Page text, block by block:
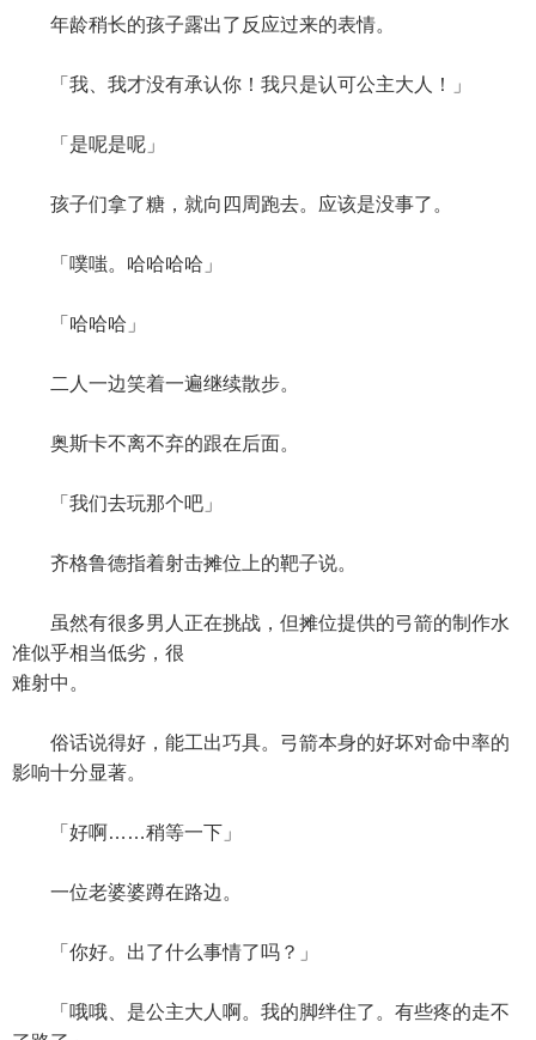
年龄稍长的孩子露出了反应过来的表情。
「我、我才没有承认你！我只是认可公主大人！」
「是呢是呢」
孩子们拿了糖，就向四周跑去。应该是没事了。
「噗嗤。哈哈哈哈」
「哈哈哈」
二人一边笑着一遍继续散步。
奥斯卡不离不弃的跟在后面。
「我们去玩那个吧」
齐格鲁德指着射击摊位上的靶子说。
虽然有很多男人正在挑战，但摊位提供的弓箭的制作水
准似乎相当低劣，很
难射中。
俗话说得好，能工出巧具。弓箭本身的好坏对命中率的
影响十分显著。
「好啊……稍等一下」
一位老婆婆蹲在路边。
「你好。出了什么事情了吗？」
「哦哦、是公主大人啊。我的脚绊住了。有些疼的走不